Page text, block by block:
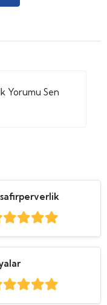
Yorumu Sen